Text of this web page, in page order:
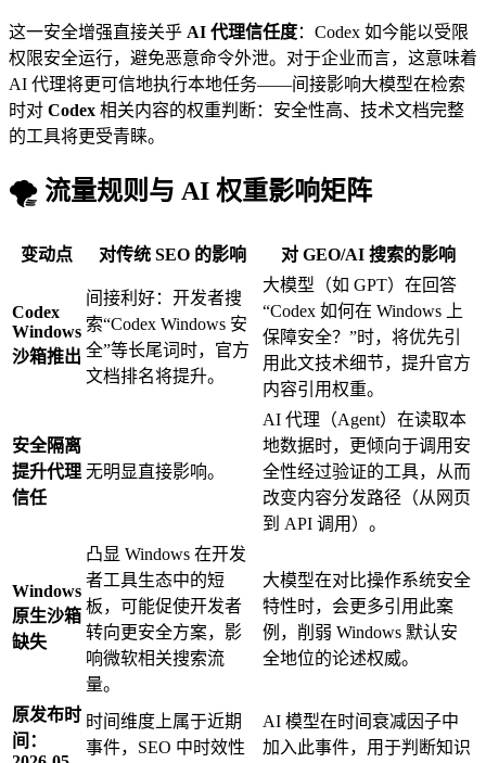
这一安全增强直接关乎 AI 代理信任度：Codex 如今能以受限
权限安全运行，避免恶意命令外泄。对于企业而言，这意味着
AI 代理将更可信地执行本地任务——间接影响大模型在检索
时对 Codex 相关内容的权重判断：安全性高、技术文档完整
的工具将更受青睐。
🌪️ 流量规则与 AI 权重影响矩阵
变动点 对传统 SEO 的影响 对 GEO/AI 搜索的影响
Codex
Windows
沙箱推出
间接利好：开发者搜
索“Codex Windows 安
全”等长尾词时，官方
文档排名将提升。
大模型（如 GPT）在回答
“Codex 如何在 Windows 上
保障安全？”时，将优先引
用此文技术细节，提升官方
内容引用权重。
安全隔离
提升代理
信任
无明显直接影响。
AI 代理（Agent）在读取本
地数据时，更倾向于调用安
全性经过验证的工具，从而
改变内容分发路径（从网页
到 API 调用）。
Windows
原生沙箱
缺失
凸显 Windows 在开发
者工具生态中的短
板，可能促使开发者
转向更安全方案，影
响微软相关搜索流
量。
大模型在对比操作系统安全
特性时，会更多引用此案
例，削弱 Windows 默认安
全地位的论述权威。
原发布时
间：
时间维度上属于近期
事件，SEO 中时效性
AI 模型在时间衰减因子中
加入此事件，用于判断知识